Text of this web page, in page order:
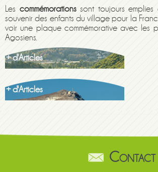
Les commémorationssont toujours emplies
souvenir des enfants du village pour la
voir une plaque commémorative avec les
Agosiens.
+ d'Articles
+ d'Articles
Contact